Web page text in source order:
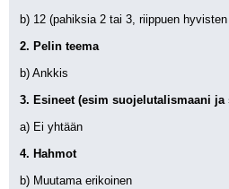
b) 12 (pahiksia 2 tai 3, riippuen
2. Pelin teema
b) Ankkis
3. Esineet (esim suojelutalismaani ja
a) Ei yhtään
4. Hahmot
b) Muutama erikoinen